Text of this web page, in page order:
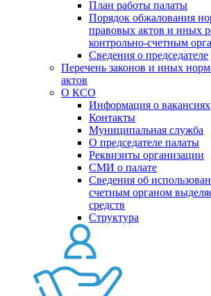
План работы палаты
Порядок обжалования
правовых актов и иных
контрольно-счетным
Сведения о председателе
Перечень законов и иных
актов
О КСО
Информация о вакансиях
Контакты
Муниципальная служба
О председателе палаты
Реквизиты организации
СМИ о палате
Сведения об
счетным органом
средств
Структура